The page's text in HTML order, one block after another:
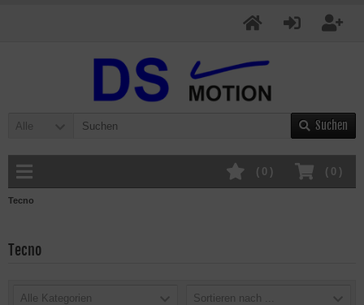
Alle Suchen
( 0 )
( 0 )
Tecno
Tecno
Alle Kategorien Sortieren nach ...